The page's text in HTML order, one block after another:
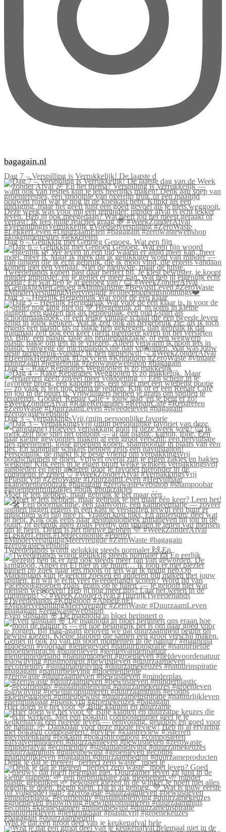
bagagain.nl
Dag 7 – Verspilling is Verrukkelijk! De laatste d
Dag 6 – Gelukkig met Genoeg Genoeg. Wat een fijn
Dag 5 – Heerlijk Hergebruik Wat voor de één klaar
Dag 4 – Rake Reparaties Weggooien is zo makkelijk
Dag 3 – VerpakkingsVrij (mijn persoonlijke favorie
Moet je iets hebben, maar gebruik je het maar één
Tweedehands wordt gelukkig steeds normaler 🙌 En
Even stilstaan 🌸 De magnolia in bloei herinnert o
#zerowaste #duurzaamleven #bewustleven #minderplas
Hier doen we het voor 💚 Blije klanten én duurzame
Denk je dat je meteen “perfect zero waste” moet le
Wist je dat een groot deel van je keukenafval hele